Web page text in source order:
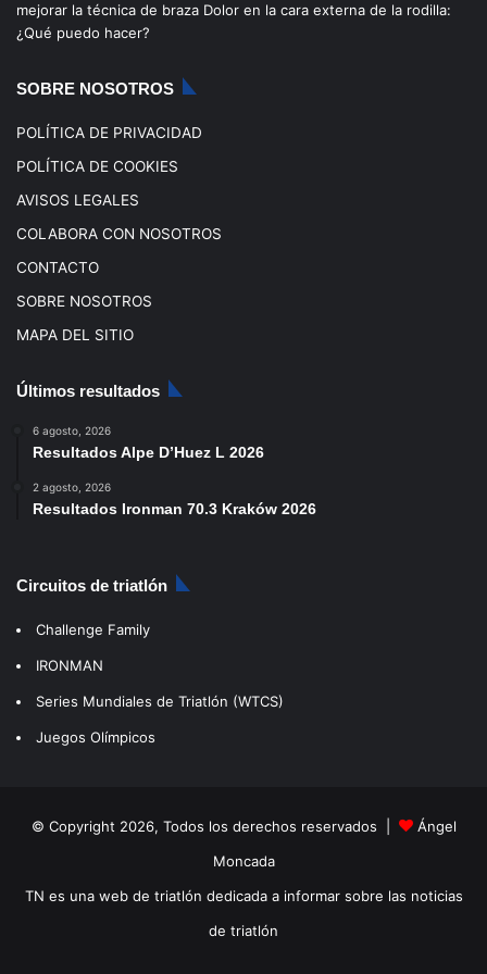
mejorar la técnica de braza Dolor en la cara externa de la rodilla:
¿Qué puedo hacer?
SOBRE NOSOTROS
POLÍTICA DE PRIVACIDAD
POLÍTICA DE COOKIES
AVISOS LEGALES
COLABORA CON NOSOTROS
CONTACTO
SOBRE NOSOTROS
MAPA DEL SITIO
Últimos resultados
6 agosto, 2026
Resultados Alpe D’Huez L 2026
2 agosto, 2026
Resultados Ironman 70.3 Kraków 2026
Circuitos de triatlón
Challenge Family
IRONMAN
Series Mundiales de Triatlón (WTCS)
Juegos Olímpicos
© Copyright 2026, Todos los derechos reservados |
Ángel
Moncada
TN es una web de triatlón dedicada a informar sobre las noticias
de triatlón